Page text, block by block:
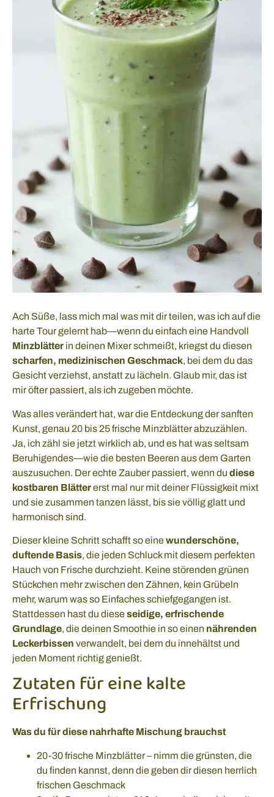
Ach Süße, lass mich mal was mit dir teilen, was ich auf die
harte Tour gelernt hab—wenn du einfach eine Handvoll
Minzblätter in deinen Mixer schmeißt, kriegst du diesen
scharfen, medizinischen Geschmack, bei dem du das
Gesicht verziehst, anstatt zu lächeln. Glaub mir, das ist
mir öfter passiert, als ich zugeben möchte.
Was alles verändert hat, war die Entdeckung der sanften
Kunst, genau 20 bis 25 frische Minzblätter abzuzählen.
Ja, ich zähl sie jetzt wirklich ab, und es hat was seltsam
Beruhigendes—wie die besten Beeren aus dem Garten
auszusuchen. Der echte Zauber passiert, wenn du diese
kostbaren Blättererst mal nur mit deiner Flüssigkeit mixt
und sie zusammen tanzen lässt, bis sie völlig glatt und
harmonisch sind.
Dieser kleine Schritt schafft so einewunderschöne,
duftende Basis, die jeden Schluck mit diesem perfekten
Hauch von Frische durchzieht. Keine störenden grünen
Stückchen mehr zwischen den Zähnen, kein Grübeln
mehr, warum was so Einfaches schiefgegangen ist.
Stattdessen hast du dieseseidige, erfrischende
Grundlage, die deinen Smoothie in so einen nährenden
Leckerbissen verwandelt, bei dem du innehältst und
jeden Moment richtig genießt.
Zutaten für eine kalte
Erfrischung
Was du für diese nahrhafte Mischung brauchst
20-30 frische Minzblätter – nimm die grünsten, die
du finden kannst, denn die geben dir diesen herrlich
frischen Geschmack